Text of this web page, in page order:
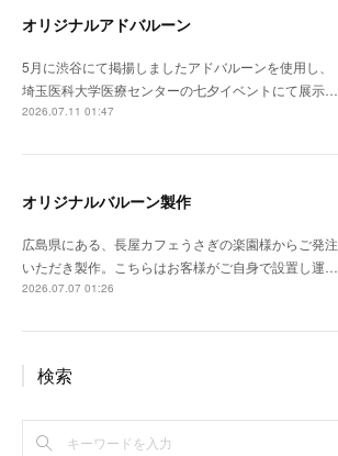
オリジナルアドバルーン
5月に渋谷にて掲揚しましたアドバルーンを使用し、
埼玉医科大学医療センターの七夕イベントにて展示…
2026.07.11 01:47
オリジナルバルーン製作
広島県にある、長屋カフェうさぎの楽園様からご発注
いただき製作。こちらはお客様がご自身で設置し運…
2026.07.07 01:26
検索